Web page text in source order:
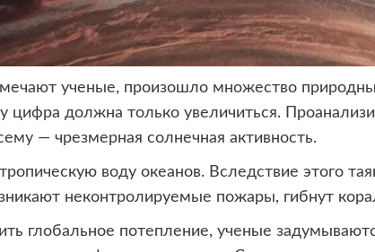
ученые, произошло множество
цифра должна только увеличиться.
— чрезмерная солнечная активность.
воду океанов. Вследствие этого
неконтролируемые пожары, гибнут
глобальное потепление, ученые